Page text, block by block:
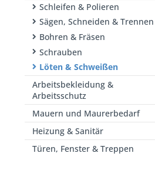
Schleifen & Polieren
Sägen, Schneiden & Trennen
Bohren & Fräsen
Schrauben
Löten & Schweißen
Arbeitsbekleidung &
Arbeitsschutz
Mauern und Maurerbedarf
Heizung & Sanitär
Türen, Fenster & Treppen